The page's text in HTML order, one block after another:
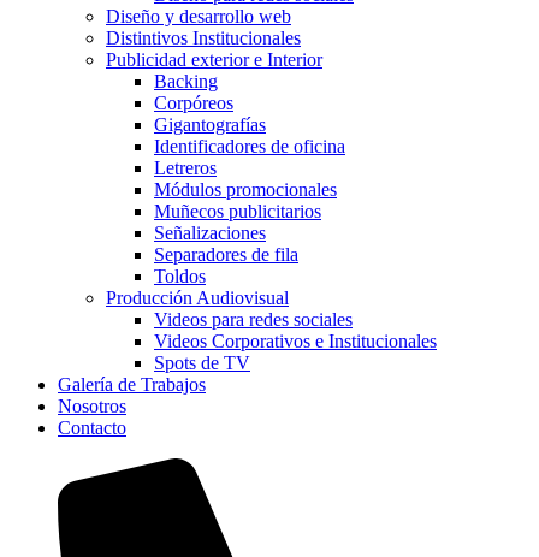
Diseño y desarrollo web
Distintivos Institucionales
Publicidad exterior e Interior
Backing
Corpóreos
Gigantografías
Identificadores de oficina
Letreros
Módulos promocionales
Muñecos publicitarios
Señalizaciones
Separadores de fila
Toldos
Producción Audiovisual
Videos para redes sociales
Videos Corporativos e Institucionales
Spots de TV
Galería de Trabajos
Nosotros
Contacto